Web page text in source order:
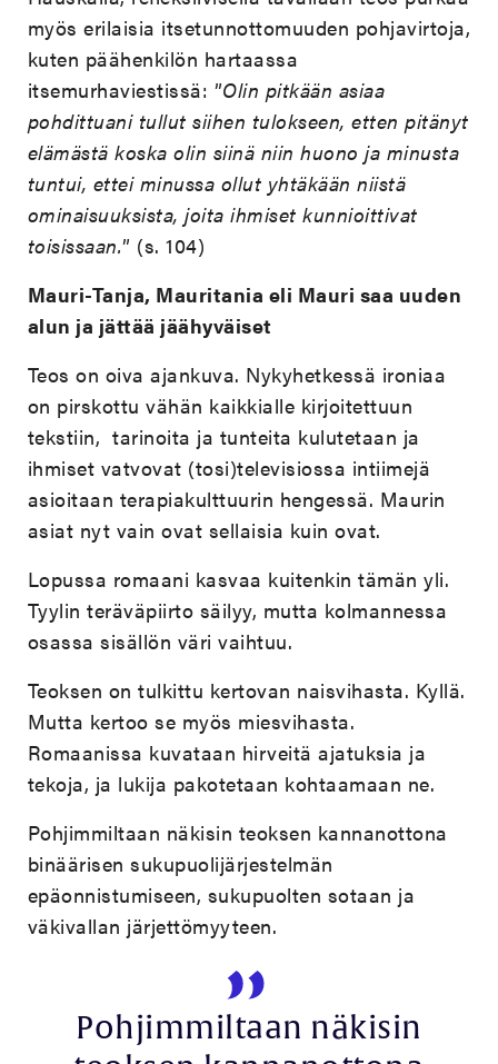
myös erilaisia itsetunnottomuuden pohjavirtoja,
kuten päähenkilön hartaassa
itsemurhaviestissä: ”Olin pitkään asiaa
pohdittuani tullut siihen tulokseen, etten pitänyt
elämästä koska olin siinä niin huono ja minusta
tuntui, ettei minussa ollut yhtäkään niistä
ominaisuuksista, joita ihmiset kunnioittivat
toisissaan.” (s. 104)
Mauri-Tanja, Mauritania eli Mauri saa uuden
alun ja jättää jäähyväiset
Teos on oiva ajankuva. Nykyhetkessä ironiaa
on pirskottu vähän kaikkialle kirjoitettuun
tekstiin, tarinoita ja tunteita kulutetaan ja
ihmiset vatvovat (tosi)televisiossa intiimejä
asioitaan terapiakulttuurin hengessä. Maurin
asiat nyt vain ovat sellaisia kuin ovat.
Lopussa romaani kasvaa kuitenkin tämän yli.
Tyylin teräväpiirto säilyy, mutta kolmannessa
osassa sisällön väri vaihtuu.
Teoksen on tulkittu kertovan naisvihasta. Kyllä.
Mutta kertoo se myös miesvihasta.
Romaanissa kuvataan hirveitä ajatuksia ja
tekoja, ja lukija pakotetaan kohtaamaan ne.
Pohjimmiltaan näkisin teoksen kannanottona
binäärisen sukupuolijärjestelmän
epäonnistumiseen, sukupuolten sotaan ja
väkivallan järjettömyyteen.
Pohjimmiltaan näkisin